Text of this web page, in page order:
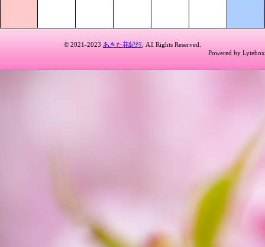
© 2021-2023 あきた花紀行 , All Rights Reserved.
Powered by Lytebox